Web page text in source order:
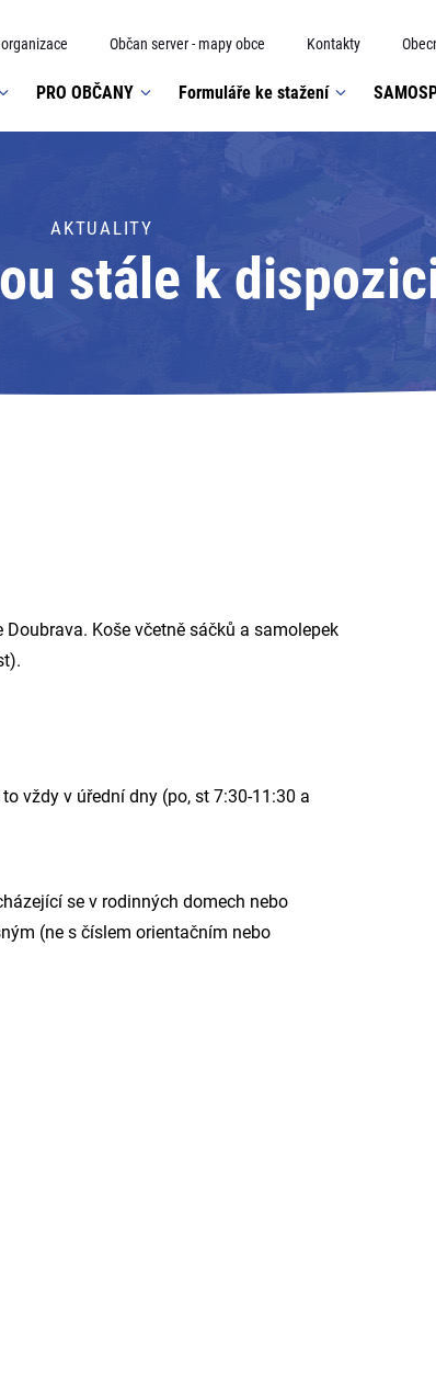
Občan server - mapy obce Kontakty
PRO OBČANY Formuláře ke stažení
AKTUALITY
stále k
Koše včetně sáčků a samolepek
vždy v úřední dny (po, st 7:30-11:30 a
se v rodinných domech nebo
(ne s číslem orientačním nebo